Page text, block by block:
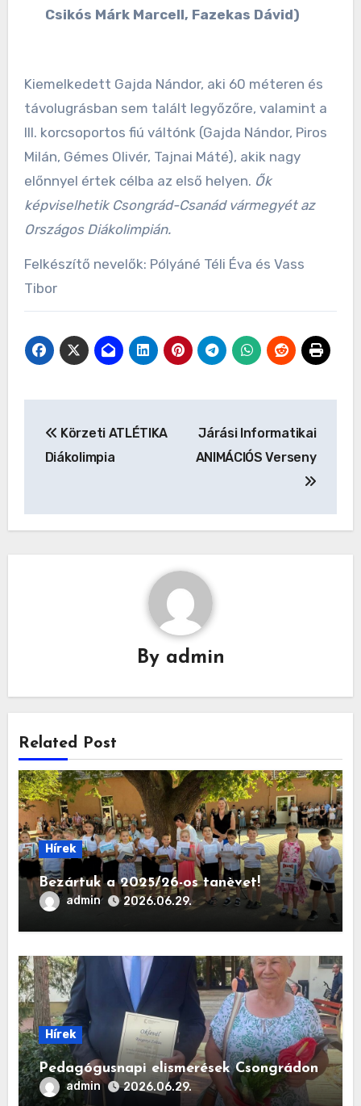
Csikós Márk Marcell, Fazekas Dávid)
Kiemelkedett Gajda Nándor, aki 60 méteren és
távolugrásban sem talált legyőzőre, valamint a
III. korcsoportos fiú váltónk (Gajda Nándor, Piros
Milán, Gémes Olivér, Tajnai Máté), akik nagy
előnnyel értek célba az első helyen. Ők
képviselhetik Csongrád-Csanád vármegyét az
Országos Diákolimpián.
Felkészítő nevelők: Pólyáné Téli Éva és Vass
Tibor
navigáció
Körzeti ATLÉTIKA
Diákolimpia
Járási Informatikai
ANIMÁCIÓS Verseny
By admin
Related Post
Hírek
Bezártuk a 2025/26-os tanèvet!
admin 2026.06.29.
Hírek
Pedagógusnapi elismerések Csongrádon
admin 2026.06.29.